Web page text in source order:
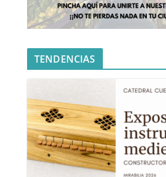
TENDENCIAS